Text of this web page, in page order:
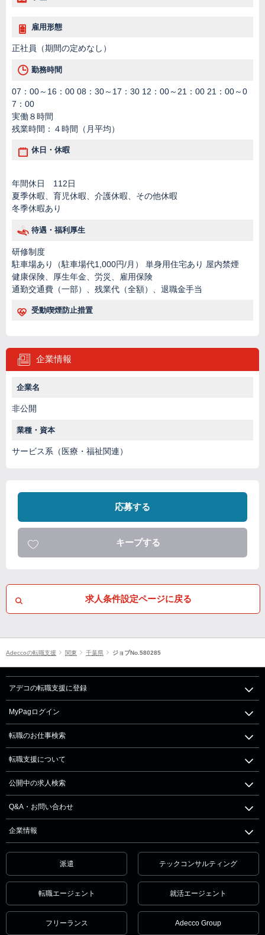
雇用形態
正社員（期間の定めなし）
勤務時間
07：00～16：00 08：30～17：30 12：00～21：00 21：00～0
7：00
実働８時間
残業時間：４時間（月平均）
休日・休暇
年間休日 112日
夏季休暇、育児休暇、介護休暇、その他休暇
冬季休暇あり
待遇・福利厚生
研修制度
駐車場あり（駐車場代1,000円/月） 単身用住宅あり 屋内禁煙
健康保険、厚生年金、労災、雇用保険
通勤交通費（一部）、残業代（全額）、退職金手当
受動喫煙防止措置
企業情報
企業名
非公開
業種・資本
サービス系（医療・福祉関連）
応募する
キープする
求人条件設定ページに戻る
Adeccoの転職支援 関東 千葉県 ジョブNo.580285
アデコの転職支援に登録
MyPagログイン
転職のお仕事検索
転職支援について
公開中の求人検索
Q&A・お問い合わせ
企業情報
派遣 テックコンサルティング
転職エージェント 就活エージェント
フリーランス Adecco Group